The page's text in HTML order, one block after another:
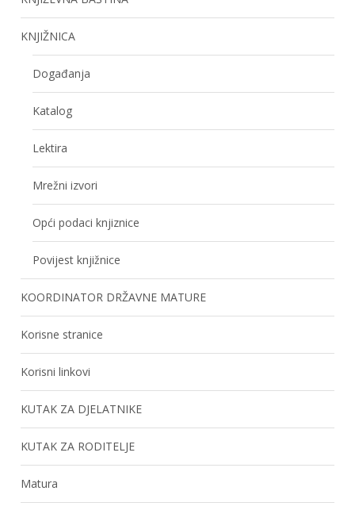
KNJIŽNICA
Događanja
Katalog
Lektira
Mrežni izvori
Opći podaci knjiznice
Povijest knjižnice
KOORDINATOR DRŽAVNE MATURE
Korisne stranice
Korisni linkovi
KUTAK ZA DJELATNIKE
KUTAK ZA RODITELJE
Matura